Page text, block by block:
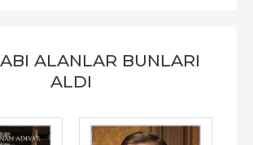
ALANLAR BUNLARI
ALDI